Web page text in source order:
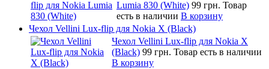
Lumia 830 (White) 99 грн. Товар
есть в наличии В корзину
Чехол Vellini Lux-flip для Nokia X (Black)
Чехол Vellini Lux-flip для Nokia X
(Black) 99 грн. Товар есть в наличии
В корзину